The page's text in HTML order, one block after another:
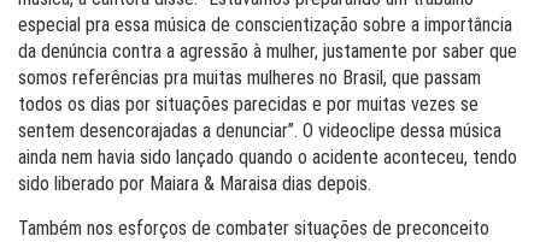
especial pra essa música de conscientização sobre a importância
da denúncia contra a agressão à mulher, justamente por saber que
somos referências pra muitas mulheres no Brasil, que passam
todos os dias por situações parecidas e por muitas vezes se
sentem desencorajadas a denunciar”. O videoclipe dessa música
ainda nem havia sido lançado quando o acidente aconteceu, tendo
sido liberado por Maiara & Maraisa dias depois.
Também nos esforços de combater situações de preconceito